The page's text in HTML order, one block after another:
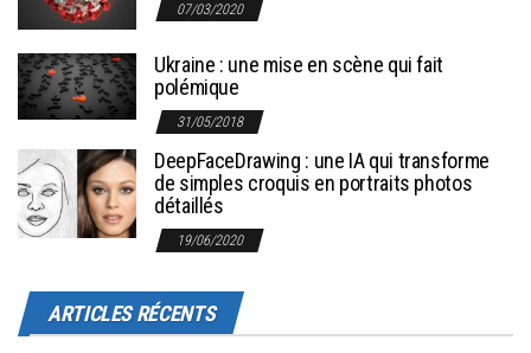
07/03/2020
Ukraine : une mise en scène qui fait
polémique
31/05/2018
DeepFaceDrawing : une IA qui transforme
de simples croquis en portraits photos
détaillés
19/06/2020
ARTICLES RÉCENTS